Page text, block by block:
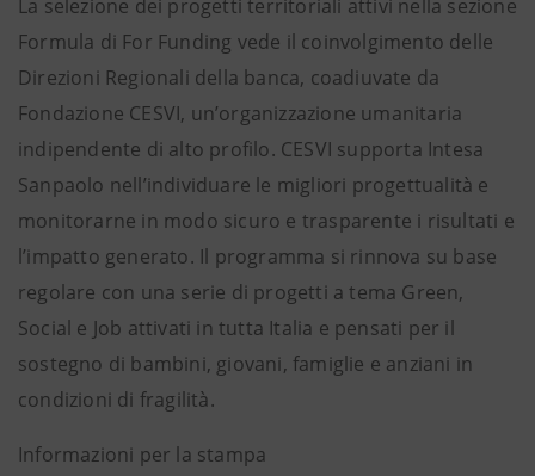
La selezione dei progetti territoriali attivi nella sezione
Formula di For Funding vede il coinvolgimento delle
Direzioni Regionali della banca, coadiuvate da
Fondazione CESVI, un’organizzazione umanitaria
indipendente di alto profilo. CESVI supporta Intesa
Sanpaolo nell’individuare le migliori progettualità e
monitorarne in modo sicuro e trasparente i risultati e
l’impatto generato. Il programma si rinnova su base
regolare con una serie di progetti a tema Green,
Social e Job attivati in tutta Italia e pensati per il
sostegno di bambini, giovani, famiglie e anziani in
condizioni di fragilità.
Informazioni per la stampa